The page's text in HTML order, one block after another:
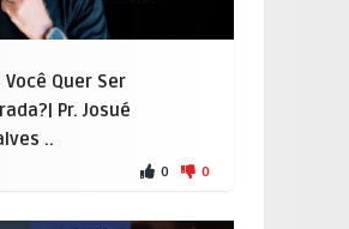
Você Quer Ser
Pr. Josué
..
0 0